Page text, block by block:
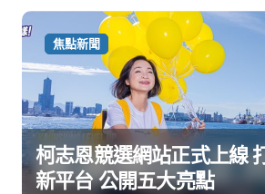
焦點新聞
柯志恩競選網站正式上線
新平台 公開五大亮點